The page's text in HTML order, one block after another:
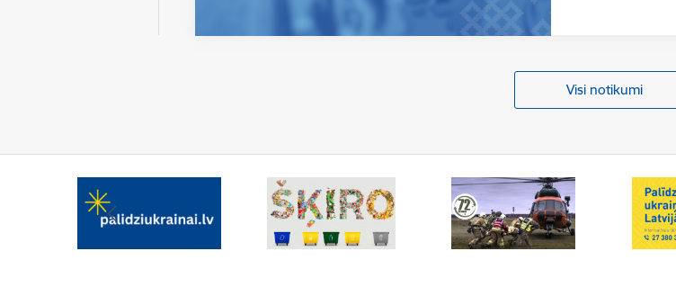
Visi notikumi